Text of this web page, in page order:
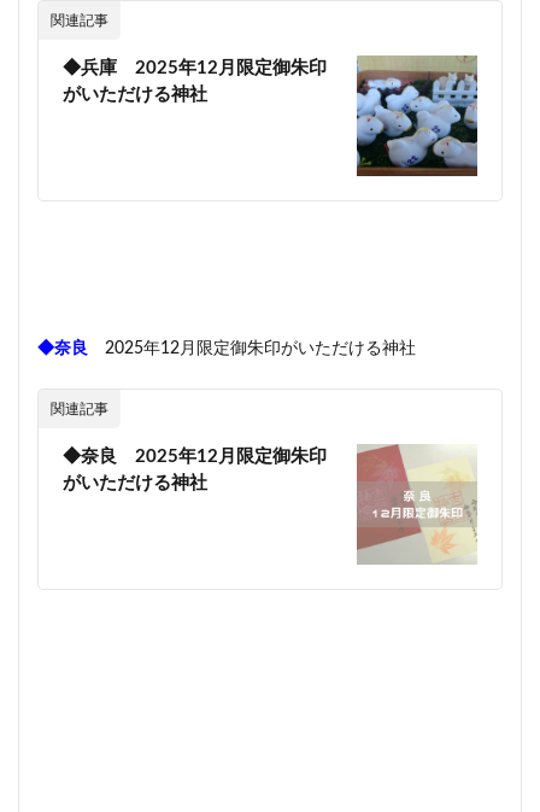
関連記事
◆兵庫 2025年12月限定御朱印
がいただける神社
◆奈良 2025年12月限定御朱印がいただける神社
関連記事
◆奈良 2025年12月限定御朱印
がいただける神社